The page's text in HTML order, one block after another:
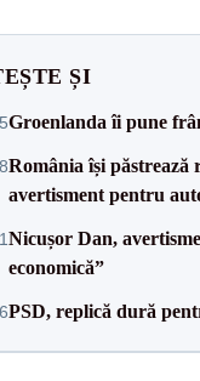
ȘI
Groenlanda îi pune
România își
avertisment pentru
Nicușor Dan,
economică”
PSD, replică dură